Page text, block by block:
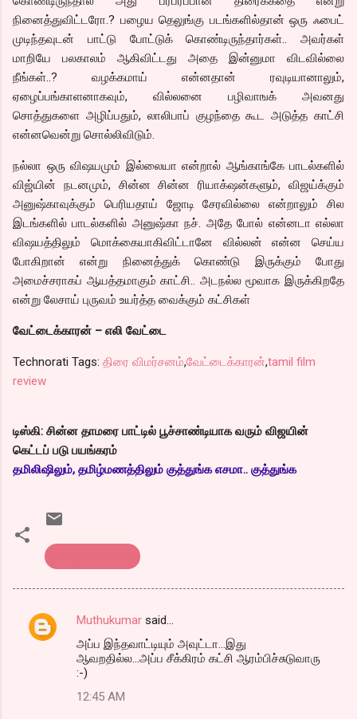
நினைத்துவிட்டரோ.? பழைய தெலுங்கு படங்களில்தான் ஒரு ஃபைட்
முடிந்தவுடன் பாட்டு போட்டுக் கொண்டிருந்தார்கள்.. அவர்கள்
மாறியே பலகாலம் ஆகிவிட்டது அதை இன்னுமா விடவில்லை
நீங்கள்..? வழக்கமாய் என்னதான் ரவுடியானாலும்,
ஏழைப்பங்காளனாகவும், வில்லனை பழிவாஙக் அவனது
சொத்துகளை அழிப்பதும், லாலிபாப் குழந்தை கூட அடுத்த காட்சி
என்னவென்று சொல்லிவிடும்.
நல்லா ஒரு விஷயமும் இல்லையா என்றால் ஆங்காங்கே பாடல்களில்
விஜ்யின் நடனமும், சின்ன சின்ன ரியாக்‌ஷன்களும், விஜய்க்கும்
அனுஷ்காவுக்கும் பெரியதாய் ஜோடி சேரவில்லை என்றாலும் சில
இடங்களில் பாடல்களில் அனுஷ்கா நச். அதே போல் என்னடா எல்லா
விஷயத்திலும் மொக்கையாகிவிட்டானே வில்லன் என்ன செய்ய
போகிறான் என்று நினைத்துக் கொண்டு இருக்கும் போது
அமைச்சராகப் ஆயத்தமாகும் காட்சி.. அடநல்ல மூவாக இருக்கிறதே
என்று லேசாய் புருவம் உயர்த்த வைக்கும் கட்சிகள்
வேட்டைக்காரன் – எலி வேட்டை
Technorati Tags: திரை விமர்சனம்,வேட்டைக்காரன்,tamil film
review
டிஸ்கி: சின்ன தாமரை பாட்டில் பூச்சாண்டியாக வரும் விஜயின்
கெட்டப் படு பயங்கரம்
தமிலிஷிலும், தமிழ்மணத்திலும் குத்துங்க எசமா.. குத்துங்க
C
Muthukumar said…
அப்ப இந்தவாட்டியும் அவுட்டா...இது
ஆவறதில்ல...அப்ப சீக்கிரம் கட்சி ஆரம்பிச்சுடுவாரு
:-)
12:45 AM